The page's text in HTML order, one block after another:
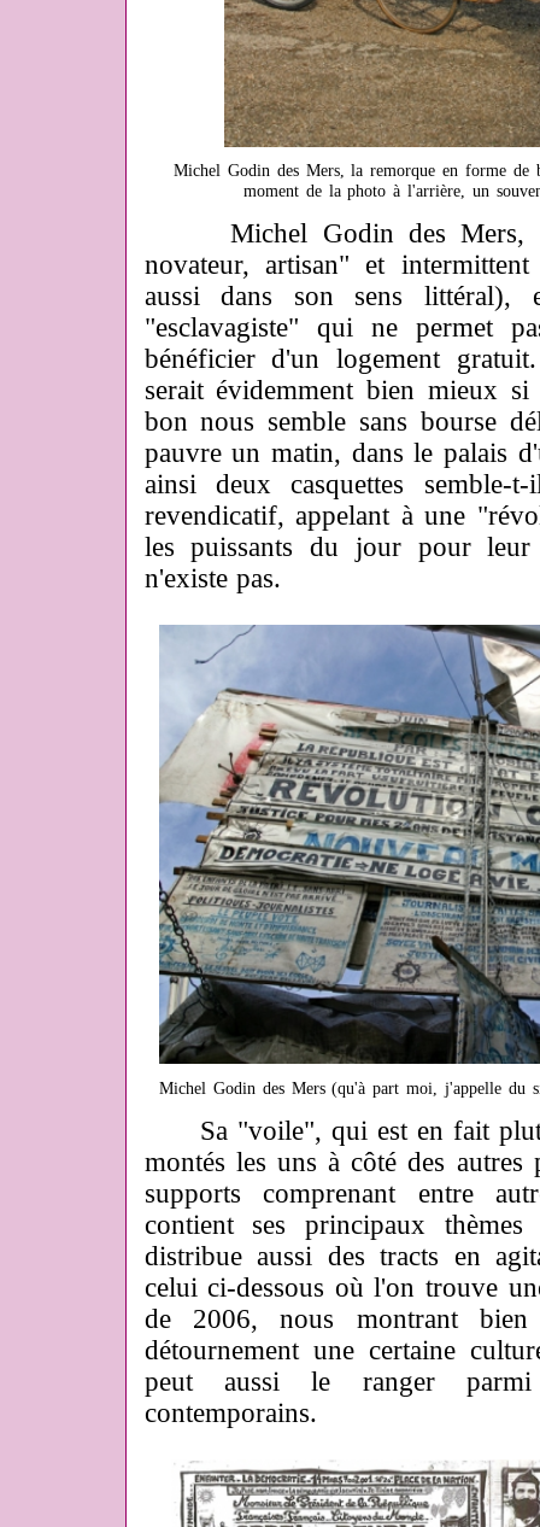
Michel Godin des Mers, la remorque en forme de
moment de la photo à l'arrière, un
Michel Godin des Mers,
novateur, artisan" et
aussi dans son sens littéral),
"esclavagiste" qui ne permet
bénéficier d'un logement
serait évidemment bien mieux
bon nous semble sans bourse
pauvre un matin, dans le palais
ainsi deux casquettes
revendicatif, appelant à une
les puissants du jour pour
n'existe pas.
Michel Godin des Mers (qu'à part moi, j'appelle
Sa "voile", qui est en fait
montés les uns à côté des autres
supports comprenant entre
contient ses principaux
distribue aussi des tracts en
celui ci-dessous où l'on trouve
de 2006, nous montrant
détournement une certaine
peut aussi le ranger
contemporains.